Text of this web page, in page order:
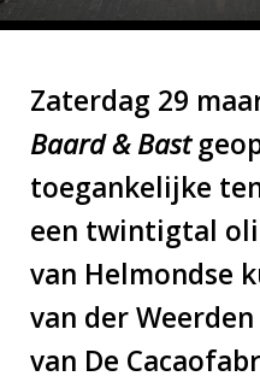
Zaterdag 29
Baard & Bast
toegankelijke
een twintigtal
van Helmondse
van der
van De